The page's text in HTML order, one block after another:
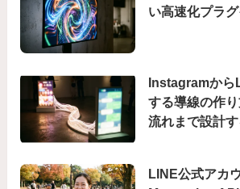
い高速化プラ
Instagramから
する導線の作
流れまで設計
LINE公式アカ